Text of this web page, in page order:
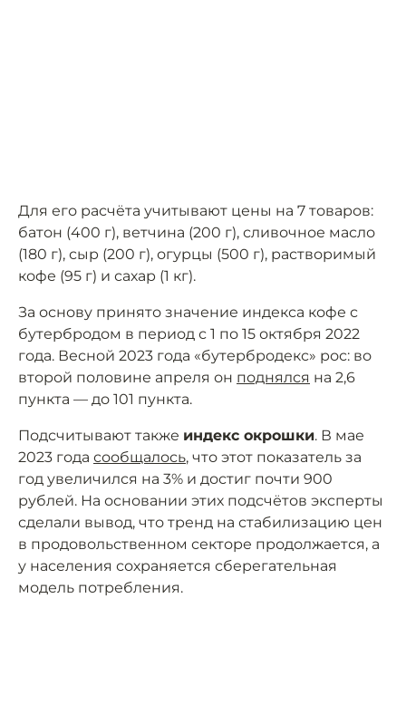
Для его расчёта учитывают цены на 7 товаров:
батон (400 г), ветчина (200 г), сливочное масло
(180 г), сыр (200 г), огурцы (500 г), растворимый
кофе (95 г) и сахар (1 кг).
За основу принято значение индекса кофе с
бутербродом в период с 1 по 15 октября 2022
года. Весной 2023 года «бутербродекс» рос: во
второй половине апреля он поднялся на 2,6
пункта — до 101 пункта.
Подсчитывают также индекс окрошки. В мае
2023 года сообщалось, что этот показатель за
год увеличился на 3% и достиг почти 900
рублей. На основании этих подсчётов эксперты
сделали вывод, что тренд на стабилизацию цен
в продовольственном секторе продолжается, а
у населения сохраняется сберегательная
модель потребления.